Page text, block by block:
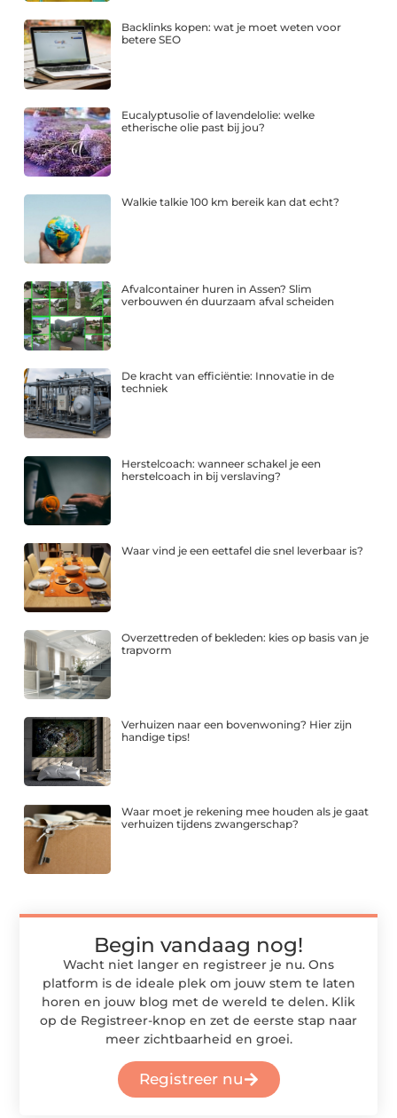
Backlinks kopen: wat je moet weten voor
betere SEO
Eucalyptusolie of lavendelolie: welke
etherische olie past bij jou?
Walkie talkie 100 km bereik kan dat echt?
Afvalcontainer huren in Assen? Slim
verbouwen én duurzaam afval scheiden
De kracht van efficiëntie: Innovatie in de
techniek
Herstelcoach: wanneer schakel je een
herstelcoach in bij verslaving?
Waar vind je een eettafel die snel leverbaar is?
Overzettreden of bekleden: kies op basis van je
trapvorm
Verhuizen naar een bovenwoning? Hier zijn
handige tips!
Waar moet je rekening mee houden als je gaat
verhuizen tijdens zwangerschap?
Begin vandaag nog!
Wacht niet langer en registreer je nu. Ons
platform is de ideale plek om jouw stem te laten
horen en jouw blog met de wereld te delen. Klik
op de Registreer-knop en zet de eerste stap naar
meer zichtbaarheid en groei.
Registreer nu